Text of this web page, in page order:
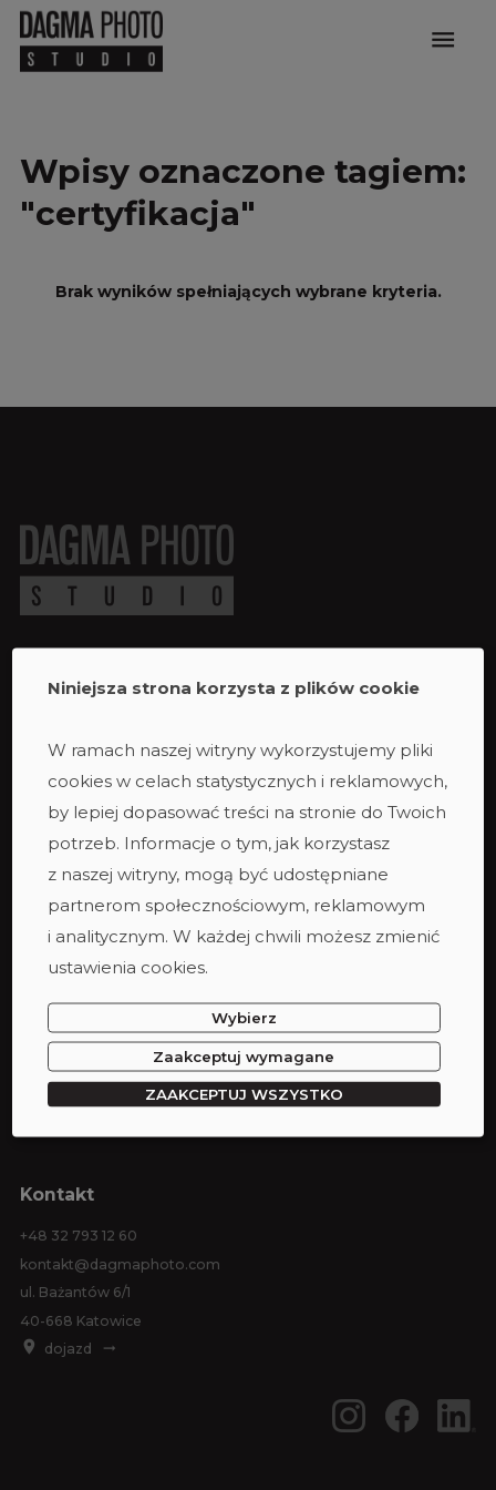
menu
Wpisy oznaczone tagiem:
"certyfikacja"
Brak wyników spełniających wybrane kryteria.
Studio duże
Studio ciemne
Studio małe
Oferta
Wynajem sprzętu
Sesje zdjęciowe
Eventy
Kontakt
+48 32 793 12 60
kontakt@dagmaphoto.com
ul. Bażantów 6/1
40-668 Katowice
dojazd
Niniejsza strona korzysta z plików cookie
W ramach naszej witryny wykorzystujemy pliki
cookies w celach statystycznych i reklamowych,
by lepiej dopasować treści na stronie do Twoich
potrzeb. Informacje o tym, jak korzystasz
z naszej witryny, mogą być udostępniane
partnerom społecznościowym, reklamowym
i analitycznym. W każdej chwili możesz zmienić
ustawienia cookies.
Wybierz
Zaakceptuj wymagane
ZAAKCEPTUJ WSZYSTKO